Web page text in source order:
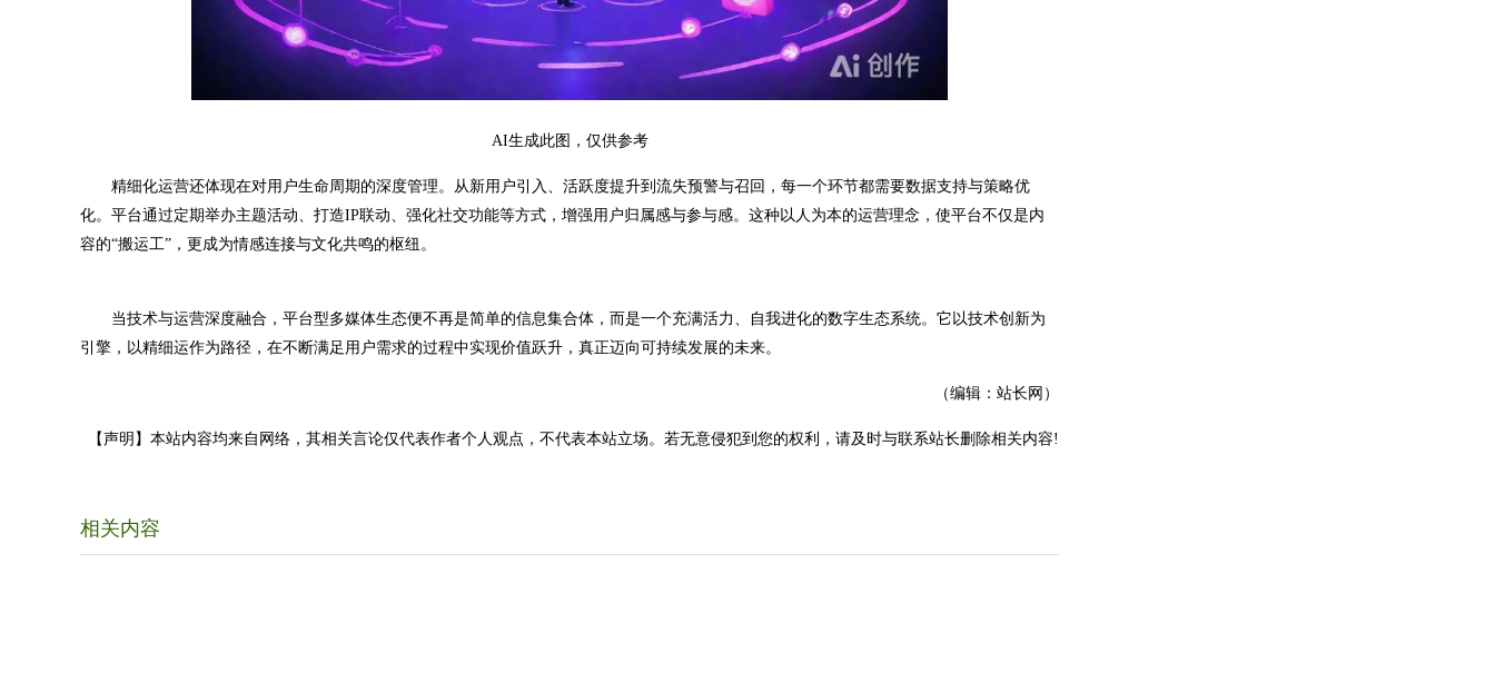
AI生成此图，仅供参考
精细化运营还体现在对用户生命周期的深度管理。从新用户引入、活跃度提升到流失预警与召回，每一个环节都需要数据支持与策略优
化。平台通过定期举办主题活动、打造IP联动、强化社交功能等方式，增强用户归属感与参与感。这种以人为本的运营理念，使平台不仅是内
容的“搬运工”，更成为情感连接与文化共鸣的枢纽。
当技术与运营深度融合，平台型多媒体生态便不再是简单的信息集合体，而是一个充满活力、自我进化的数字生态系统。它以技术创新为
引擎，以精细运作为路径，在不断满足用户需求的过程中实现价值跃升，真正迈向可持续发展的未来。
（编辑：站长网）
【声明】本站内容均来自网络，其相关言论仅代表作者个人观点，不代表本站立场。若无意侵犯到您的权利，请及时与联系站长删除相关内容!
相关内容